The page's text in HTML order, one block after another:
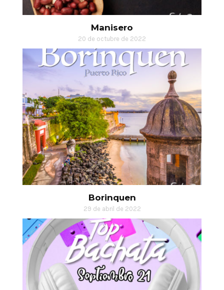
Manisero
20 de octubre de 2022
Borinquen
29 de abril de 2022